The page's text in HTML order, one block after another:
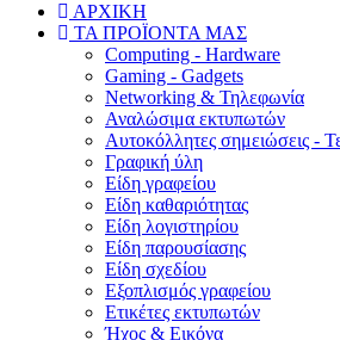
ΑΡΧΙΚΗ
ΤΑ ΠΡΟΪΟΝΤΑ ΜΑΣ
Computing - Hardware
Gaming - Gadgets
Networking & Τηλεφωνία
Αναλώσιμα εκτυπωτών
Aυτοκόλλητες σημειώσεις -
Γραφική ύλη
Είδη γραφείου
Είδη καθαριότητας
Είδη λογιστηρίου
Είδη παρουσίασης
Είδη σχεδίου
Εξοπλισμός γραφείου
Ετικέτες εκτυπωτών
Ήχος & Εικόνα